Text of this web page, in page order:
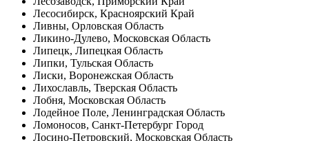
Лесосибирск, Красноярский Край
Ливны, Орловская Область
Ликино-Дулево, Московская Область
Липецк, Липецкая Область
Липки, Тульская Область
Лиски, Воронежская Область
Лихославль, Тверская Область
Лобня, Московская Область
Лодейное Поле, Ленинградская Область
Ломоносов, Санкт-Петербург Город
Лосино-Петровский, Московская Область